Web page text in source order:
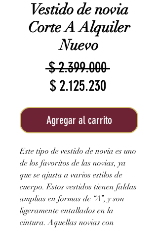
Vestido de novia
Corte A Alquiler
Nuevo
$ 2.399.000 Precio
$ 2.125.230Precio
de
oferta
Agregar al carrito
Este tipo de vestido de novia es uno
de los favoritos de las novias, ya
que se ajusta a varios estilos de
cuerpo. Estos vestidos tienen faldas
amplias en formas de “A”, y son
ligeramente entallados en la
cintura. Aquellas novias con